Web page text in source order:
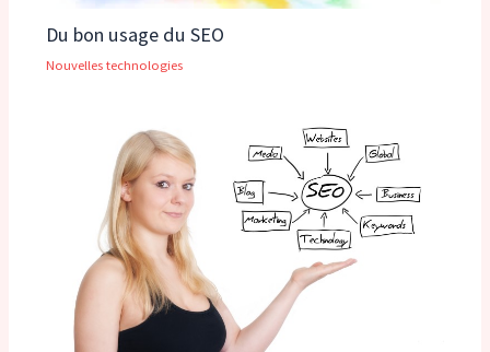
Du bon usage du SEO
Nouvelles technologies